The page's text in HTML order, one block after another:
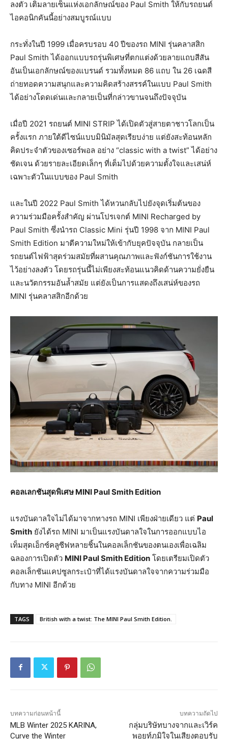
ลงตัว เติมลายเซ็นแห่งเอกลักษณ์ของ Paul Smith ให้กับรถยนต์
ไอคอนิกคันนี้อย่างสมบูรณ์แบบ
กระทั่งในปี 1999 เมื่อครบรอบ 40 ปีของรถ MINI รุ่นคลาสสิก
Paul Smith ได้ออกแบบรถรุ่นพิเศษที่ตกแต่งด้วยลายแถบสีสัน
อันเป็นเอกลักษณ์ของแบรนด์ รวมทั้งหมด 86 แถบ ใน 26 เฉดสี
ถ่ายทอดความสนุกและความคิดสร้างสรรค์ในแบบ Paul Smith
ได้อย่างโดดเด่นและกลายเป็นที่กล่าวขานจนถึงปัจจุบัน
เมื่อปี 2021 รถยนต์ MINI STRIP ได้เปิดตัวสู่สายตาชาวโลกเป็น
ครั้งแรก ภายใต้ดีไซน์แบบมินิมัลสุดเรียบง่าย แต่ยังสะท้อนหลัก
คิดประจำตัวของเซอร์พอล อย่าง “classic with a twist” ได้อย่าง
ชัดเจน ด้วยรายละเอียดเล็กๆ ที่เต็มไปด้วยความตั้งใจและเสน่ห์
เฉพาะตัวในแบบของ Paul Smith
และในปี 2022 Paul Smith ได้หวนกลับไปยังจุดเริ่มต้นของ
ความร่วมมือครั้งสำคัญ ผ่านโปรเจกต์ MINI Recharged by
Paul Smith ซึ่งนำรถ Classic Mini รุ่นปี 1998 จาก MINI Paul
Smith Edition มาตีความใหม่ให้เข้ากับยุคปัจจุบัน กลายเป็น
รถยนต์ไฟฟ้าสุดร่วมสมัยที่ผสานคุณภาพและฟังก์ชันการใช้งาน
ไว้อย่างลงตัว โดยรถรุ่นนี้ไม่เพียงสะท้อนแนวคิดด้านความยั่งยืน
และนวัตกรรมอันล้ำสมัย แต่ยังเป็นการแสดงถึงเสน่ห์ของรถ
MINI รุ่นคลาสสิกอีกด้วย
คอลเลกชันสุดพิเศษ MINI Paul Smith Edition
แรงบันดาลใจไม่ได้มาจากทางรถ MINI เพียงฝ่ายเดียว แต่ Paul
Smith ยังได้รถ MINI มาเป็นแรงบันดาลใจในการออกแบบไอ
เท็มสุดเอ็กซ์คลูซีฟหลายชิ้นในคอลเล็กชันของตนเองเพื่อเฉลิม
ฉลองการเปิดตัว MINI Paul Smith Edition โดยเตรียมเปิดตัว
คอลเล็กชันแคปซูลกระเป๋าที่ได้แรงบันดาลใจจากความร่วมมือ
กับทาง MINI อีกด้วย
TAGS British with a twist: The MINI Paul Smith Edition.
บทความก่อนหน้านี้
MLB Winter 2025 KARINA,
Curve the Winter
บทความถัดไป
กลุ่มบริษัทบางจากและเวิร์ค
พอยท์ภูมิใจในเสียงตอบรับ